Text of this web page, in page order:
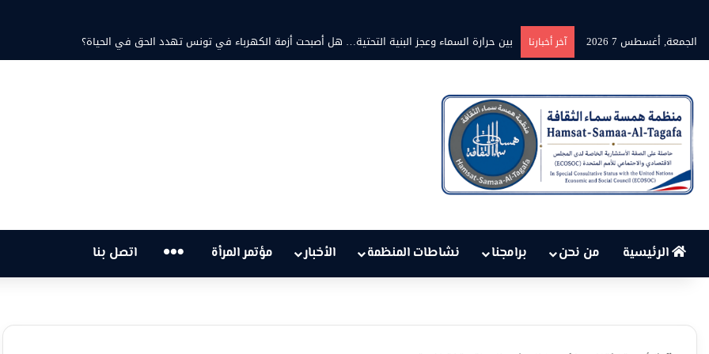
الجمعة, أغسطس 7 2026
آخر أخبارنا برنامج” قلوب شاعرة” بين الشاعر محمد ثابت والشاعرة فاطمة الزامل: عزف على أوتار الحنين وشجن القوافي
الرئيسية من نحن برامجنا نشاطات المنظمة الأخبار مؤتمر المرأة … اتصل بنا